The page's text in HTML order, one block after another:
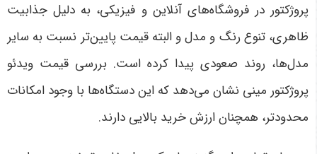
پروژکتور در فروشگاه‌های آنلاین و فیزیکی، به دلیل جذابیت
ظاهری، تنوع رنگ و مدل و البته قیمت پایین‌تر نسبت به سایر
مدل‌ها، روند صعودی پیدا کرده است. بررسی قیمت ویدئو
پروژکتور مینی نشان می‌دهد که این دستگاه‌ها با وجود امکانات
محدودتر، همچنان ارزش خرید بالایی دارند.